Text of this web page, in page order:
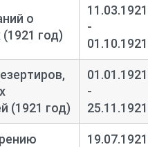
о
год)
11.03.1921
-
01.10.1921
(1921 год)
01.01.1921
-
25.11.1921
19.07.1921